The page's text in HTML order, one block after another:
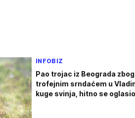
INFOBIZ
Pao trojac iz Beograda
trofejnim srndaćem u
kuge svinja, hitno se